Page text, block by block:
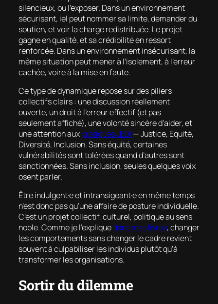
silencieux, ou l’exposer. Dans un environnement
sécurisant, iel peut nommer sa limite, demander du
soutien, et voir la charge redistribuée. Le projet
gagne en qualité, et sa crédibilité en ressort
renforcée. Dans un environnement insécurisant, la
même situation peut mener à l’isolement, à l’erreur
cachée, voire à la mise en faute.
Ce type de dynamique repose sur des piliers
collectifs clairs : une discussion réellement
ouverte, un droit à l’erreur effectif (et pas
seulement affiché), une volonté sincère d’aider, et
une attention auxpratiques JEDI — Justice, Équité,
Diversité, Inclusion. Sans équité, certaines
vulnérabilités sont tolérées quand d’autres sont
sanctionnées. Sans inclusion, seules quelques voix
osent parler.
Être indulgent·e et intransigeant·e en même temps
n’est donc pas qu’une affaire de posture individuelle.
C’est un projet collectif, culturel, politique au sens
noble. Comme je l’expliquedans mes livres, changer
les comportements sans changer le cadre revient
souvent à culpabiliser les individus plutôt qu’à
transformer les organisations.
Sortir du dilemme